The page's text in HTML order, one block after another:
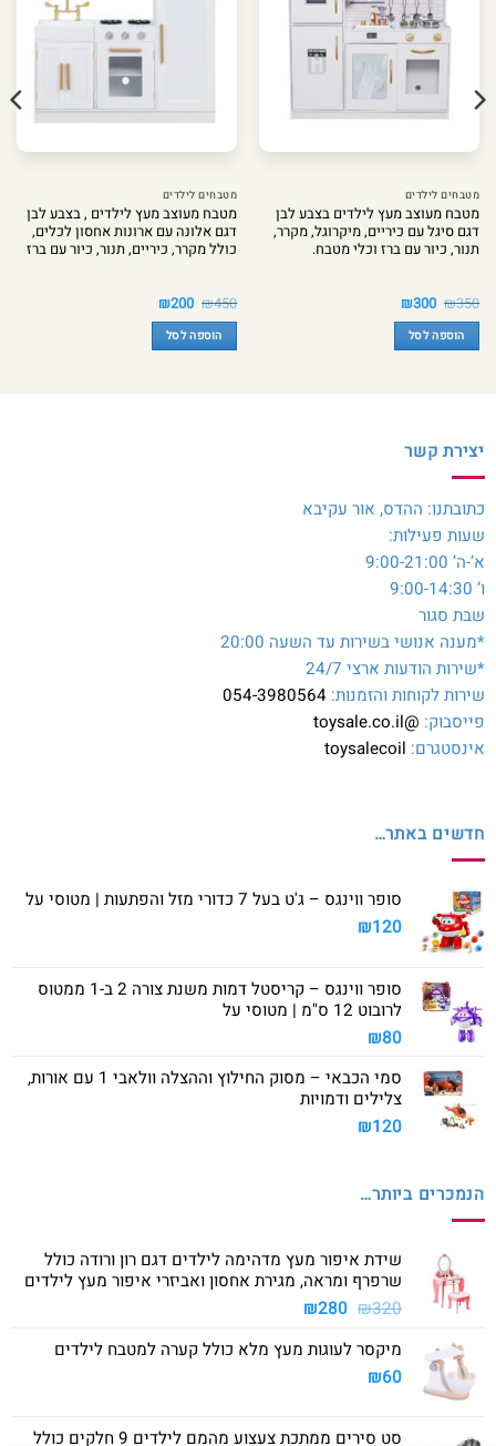
מטבחים לילדים
מטבח מעוצב מעץ לילדים בצבע לבן
דגם סיגל עם כיריים, מיקרוגל, מקרר,
תנור, כיור עם ברז וכלי מטבח.
₪350 המחיר
המקורי
היה:
₪350.
₪300 המחיר
הנוכחי
הוא:
₪300. הוספה לסל
מטבחים לילדים
מטבח מעוצב מעץ לילדים , בצבע לבן
דגם אלונה עם ארונות אחסון לכלים,
כולל מקרר, כיריים, תנור, כיור עם ברז
₪450 המחיר
המקורי
היה:
₪450.
₪200 המחיר
הנוכחי
הוא:
₪200. הוספה לסל
יצירת קשר
כתובתנו: ההדס, אור עקיבא
שעות פעילות:
א’-ה’ 9:00-21:00
ו’ 9:00-14:30
שבת סגור
*מענה אנושי בשירות עד השעה 20:00
*שירות הודעות ארצי 24/7
שירות לקוחות והזמנות: 054-3980564
פייסבוק: @toysale.co.il
אינסטגרם: toysalecoil
חדשים באתר…
סופר ווינגס – ג'ט בעל 7 כדורי מזל והפתעות | מטוסי על
₪120
סופר ווינגס – קריסטל דמות משנת צורה 2 ב-1 ממטוס
לרובוט 12 ס"מ | מטוסי על
₪80
סמי הכבאי – מסוק החילוץ וההצלה וולאבי 1 עם אורות,
צלילים ודמויות
₪120
הנמכרים ביותר…
שידת איפור מעץ מדהימה לילדים דגם רון ורודה כולל
שרפרף ומראה, מגירת אחסון ואביזרי איפור מעץ לילדים
₪320
המחיר
היה:
₪280 המחיר
הוא:
מיקסר לעוגות מעץ מלא כולל קערה למטבח לילדים
₪60
סט סירים ממתכת צעצוע מהמם לילדים 9 חלקים כולל